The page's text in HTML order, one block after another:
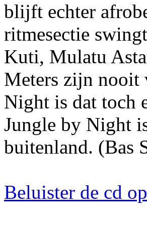
blijft echter
ritmesectie
Kuti, Mulatu
Meters zijn nooit
Night is dat toch
Jungle by Night
buitenland. (Bas
Beluister de cd